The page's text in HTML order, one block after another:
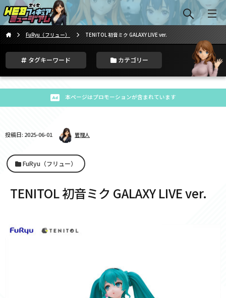
FuRyu（フリュー） TENITOL 初音ミク GALAXY LIVE ver.
タグキーワード カテゴリー
本ページはプロモーションが含まれています
投稿日: 2025-06-01 管理人
FuRyu（フリュー）
TENITOL 初音ミク GALAXY LIVE ver.